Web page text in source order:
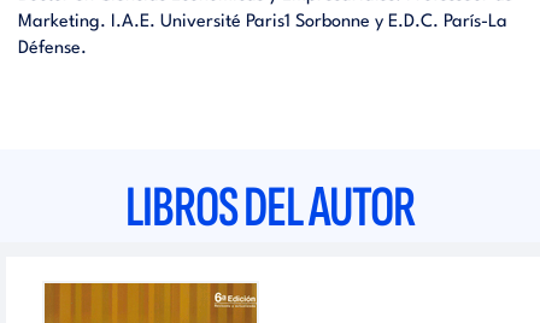
Marketing. I.A.E. Université Paris1 Sorbonne y E.D.C. París-La
Défense.
LIBROS DEL AUTOR